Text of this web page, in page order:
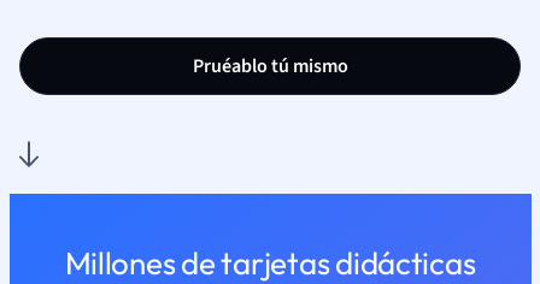
Pruéablo tú mismo
Millones de tarjetas didácticas